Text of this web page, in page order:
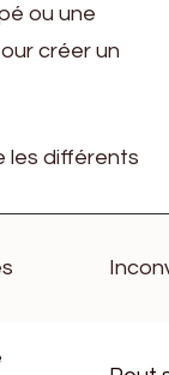
ou une
créer un
les différents